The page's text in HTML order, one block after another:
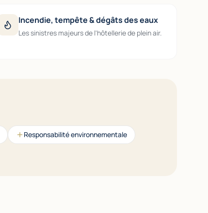
Incendie, tempête & dégâts des eaux
Les sinistres majeurs de l'hôtellerie de plein air.
Responsabilité environnementale